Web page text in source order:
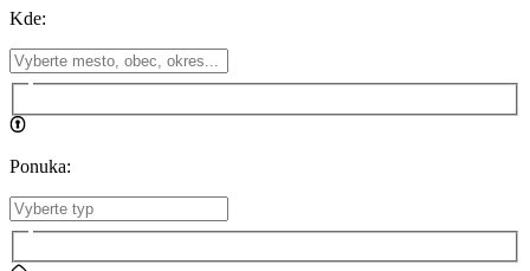
Kde:
Ponuka: